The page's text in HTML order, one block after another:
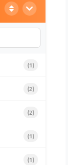
(1986)
(1588)
(1)
(2)
(2)
(1)
(1)